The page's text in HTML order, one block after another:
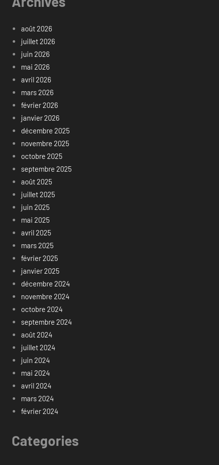
août 2026
juillet 2026
juin 2026
mai 2026
avril 2026
mars 2026
février 2026
janvier 2026
décembre 2025
novembre 2025
octobre 2025
septembre 2025
août 2025
juillet 2025
juin 2025
mai 2025
avril 2025
mars 2025
février 2025
janvier 2025
décembre 2024
novembre 2024
octobre 2024
septembre 2024
août 2024
juillet 2024
juin 2024
mai 2024
avril 2024
mars 2024
février 2024
Categories